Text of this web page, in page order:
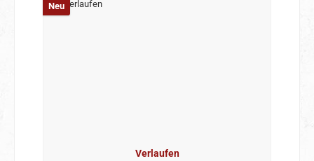
Neu
Verlaufen